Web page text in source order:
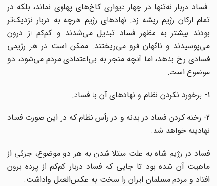
فساد دربار نه‌تنها در چهار دیواری کاخ‌های پهلوی نماند، بلکه در
تمام ارکان رژیم ریشه زد. نهادهای رژیم هرچه به دربار نزدیک‌تر
بودند بیشتر به مظهر فساد تبدیل می‌شدند و کم‌کم از درون
می‌پوسیدند و ناگهان فرو می‌ریختند. ممکن است در هر رژیمی
فسادی رخ بدهد، اما آنچه منجر به بی‌اعتمادی مردم می‌شود، دو
موضوع است:
2- رخنه کردن فساد در بدنه و در رأس نظام که در این صورت فساد
نهادینه خواهد شد.
فساد در رژیم شاه به علت مبتلا شدن به هر دو موضوع، جزئی از
ماهیت آن شده بود تا جایی که فساد دربار کم‌کم از پرده برون
افتاد و مردم مسلمان ایران را سخت به عکس‌العمل واداشت.